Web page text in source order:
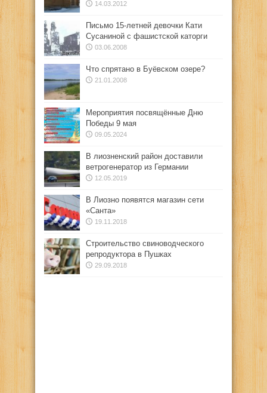
14.03.2012
Письмо 15-летней девочки Кати
Сусаниной с фашистской каторги
03.06.2008
Что спрятано в Буёвском озере?
21.01.2008
Мероприятия посвящённые Дню
Победы 9 мая
09.05.2024
В лиозненский район доставили
ветрогенератор из Германии
12.05.2019
В Лиозно появятся магазин сети
«Санта»
19.11.2018
Строительство свиноводческого
репродуктора в Пушках
29.09.2018